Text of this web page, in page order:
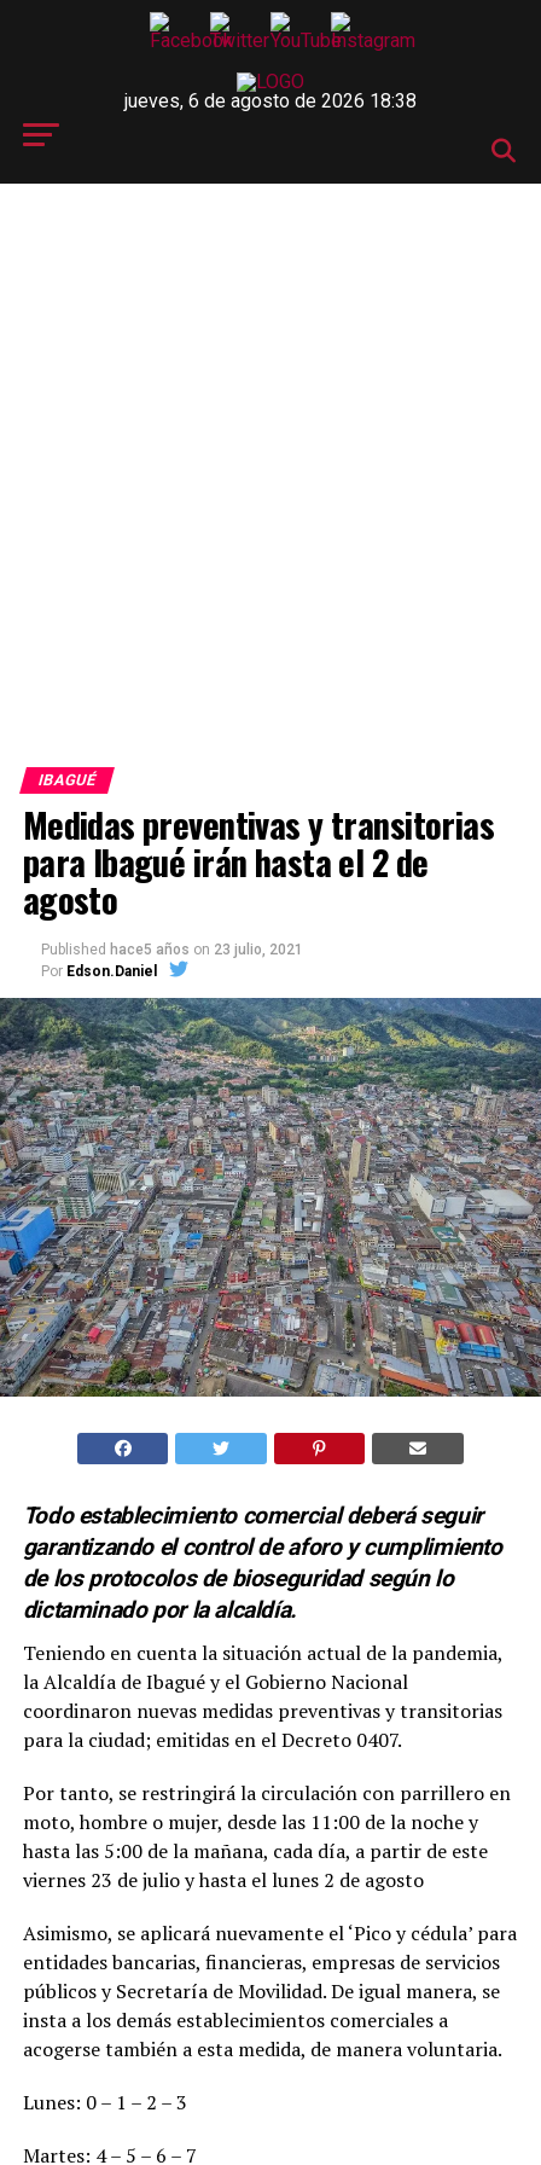
jueves, 6 de agosto de 2026 18:38
IBAGUÉ
Medidas preventivas y transitorias
para Ibagué irán hasta el 2 de
agosto
Published hace5 años on 23 julio, 2021
Por Edson.Daniel
Todo establecimiento comercial deberá seguir
garantizando el control de aforo y cumplimiento
de los protocolos de bioseguridad según lo
dictaminado por la alcaldía.
Teniendo en cuenta la situación actual de la pandemia,
la Alcaldía de Ibagué y el Gobierno Nacional
coordinaron nuevas medidas preventivas y transitorias
para la ciudad; emitidas en el Decreto 0407.
Por tanto, se restringirá la circulación con parrillero en
moto, hombre o mujer, desde las 11:00 de la noche y
hasta las 5:00 de la mañana, cada día, a partir de este
viernes 23 de julio y hasta el lunes 2 de agosto
Asimismo, se aplicará nuevamente el ‘Pico y cédula’ para
entidades bancarias, financieras, empresas de servicios
públicos y Secretaría de Movilidad. De igual manera, se
insta a los demás establecimientos comerciales a
acogerse también a esta medida, de manera voluntaria.
Lunes: 0 – 1 – 2 – 3
Martes: 4 – 5 – 6 – 7